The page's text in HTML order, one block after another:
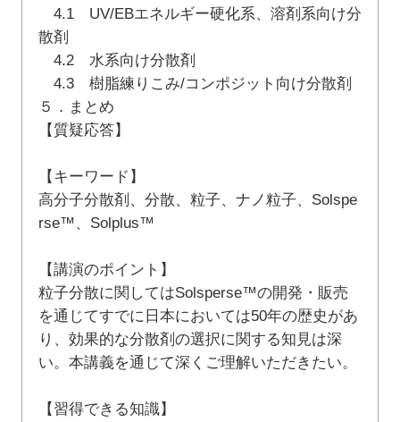
4.1 UV/EBエネルギー硬化系、溶剤系向け分
散剤
4.2 水系向け分散剤
4.3 樹脂練りこみ/コンポジット向け分散剤
５．まとめ
【質疑応答】
【キーワード】
高分子分散剤、分散、粒子、ナノ粒子、Solspe
rse™、Solplus™
【講演のポイント】
粒子分散に関してはSolsperse™の開発・販売
を通じてすでに日本においては50年の歴史があ
り、効果的な分散剤の選択に関する知見は深
い。本講義を通じて深くご理解いただきたい。
【習得できる知識】